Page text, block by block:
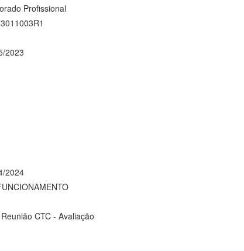
Profissional
2023
2024
CTC - Avaliação